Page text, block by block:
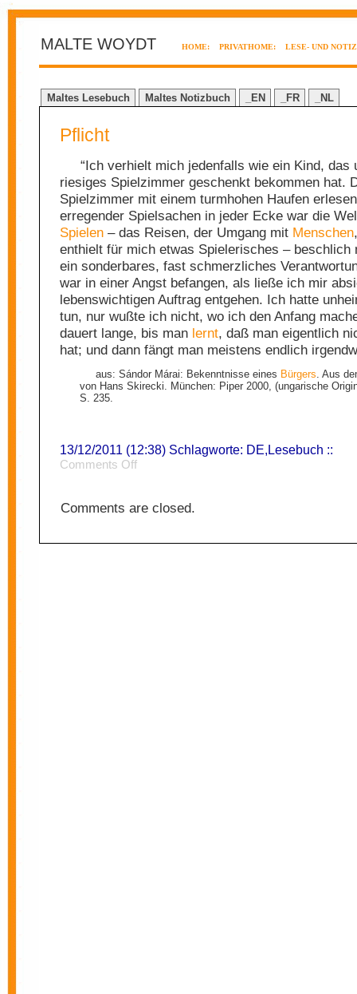
MALTE WOYDT HOME: PRIVATHOME: LESE- UND
Maltes Lesebuch Maltes Notizbuch _EN _FR _NL
Pflicht
“Ich verhielt mich jedenfalls wie ein Kind, das
riesiges Spielzimmer geschenkt bekommen hat.
Spielzimmer mit einem turmhohen Haufen
erregender Spielsachen in jeder Ecke war die
Spielen – das Reisen, der Umgang mit Menschen
enthielt für mich etwas Spielerisches – beschlich
ein sonderbares, fast schmerzliches
war in einer Angst befangen, als ließe ich mir
lebenswichtigen Auftrag entgehen. Ich hatte
tun, nur wußte ich nicht, wo ich den Anfang
dauert lange, bis man lernt, daß man eigentlich
hat; und dann fängt man meistens endlich
aus: Sándor Márai: Bekenntnisse eines Bürgers. Aus
von Hans Skirecki. München: Piper 2000, (ungarische
S. 235.
13/12/2011 (12:38) Schlagworte: DE,Lesebuch ::
Comments Offon
Comments are closed.